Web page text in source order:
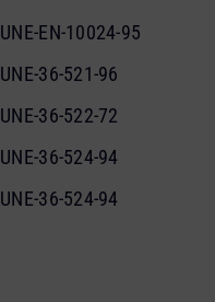
UNE-EN-10024-95
UNE-36-521-96
UNE-36-522-72
UNE-36-524-94
UNE-36-524-94